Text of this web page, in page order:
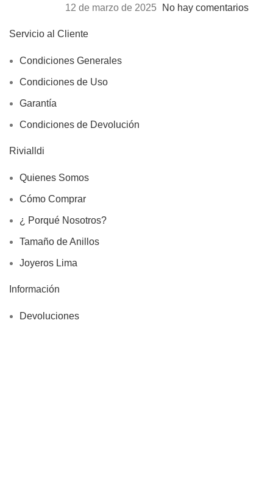
12 de marzo de 2025
No hay comentarios
Servicio al Cliente
Condiciones Generales
Condiciones de Uso
Garantía
Condiciones de Devolución
Rivialldi
Quienes Somos
Cómo Comprar
¿ Porqué Nosotros?
Tamaño de Anillos
Joyeros Lima
Información
Devoluciones